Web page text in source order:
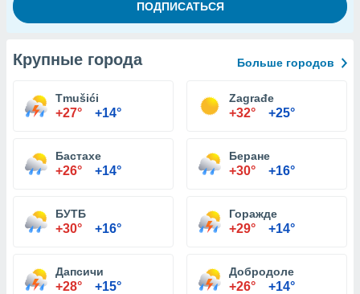
Крупные города Больше городов
Tmušići
+27° +14°
Zagrađe
+32° +25°
Бастахе
+26° +14°
Беране
+30° +16°
БУТБ
+30° +16°
Горажде
+29° +14°
Дапсичи
+28° +15°
Добродоле
+26° +14°